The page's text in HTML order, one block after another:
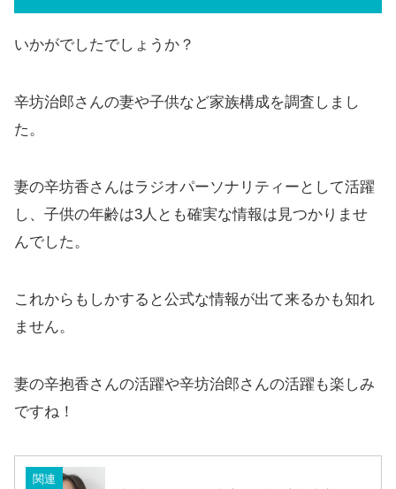
いかがでしたでしょうか？
辛坊治郎さんの妻や子供など家族構成を調査しまし
た。
妻の辛坊香さんはラジオパーソナリティーとして活躍
し、子供の年齢は3人とも確実な情報は見つかりませ
んでした。
これからもしかすると公式な情報が出て来るかも知れ
ません。
妻の辛抱香さんの活躍や辛坊治郎さんの活躍も楽しみ
ですね！
関連